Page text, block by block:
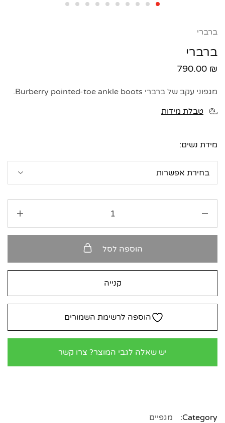
ברברי
ברברי
790.00 ₪
מגפוני עקב של ברברי Burberry pointed-toe ankle boots.
טבלת מידות
מידת נשים:
הוספה לסל
קנייה
הוספה לרשימת השמורים
יש שאלה לגבי המוצר? צרו קשר
Category:
מגפיים